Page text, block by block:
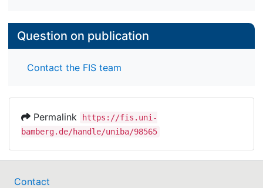
Question on publication
Contact the FIS team
Permalink
https://fis.uni-
bamberg.de/handle/uniba/98565
Contact